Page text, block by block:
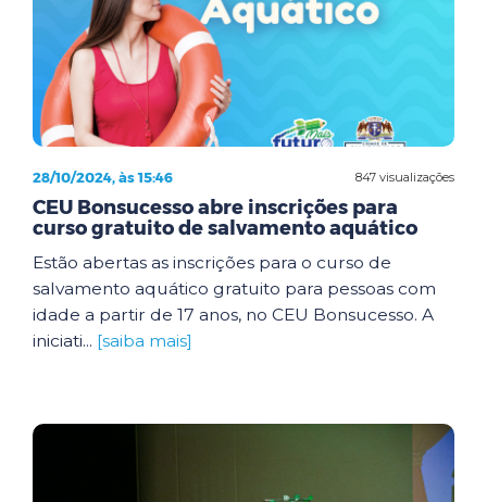
847 visualizações
28/10/2024, às 15:46
CEU Bonsucesso abre inscrições para
curso gratuito de salvamento aquático
Estão abertas as inscrições para o curso de
salvamento aquático gratuito para pessoas com
idade a partir de 17 anos, no CEU Bonsucesso. A
iniciati... [saiba mais]